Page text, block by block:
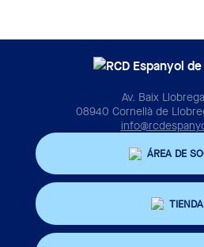
Av. Baix
08940 Cornellà de
ÁREA DE
TIENDA